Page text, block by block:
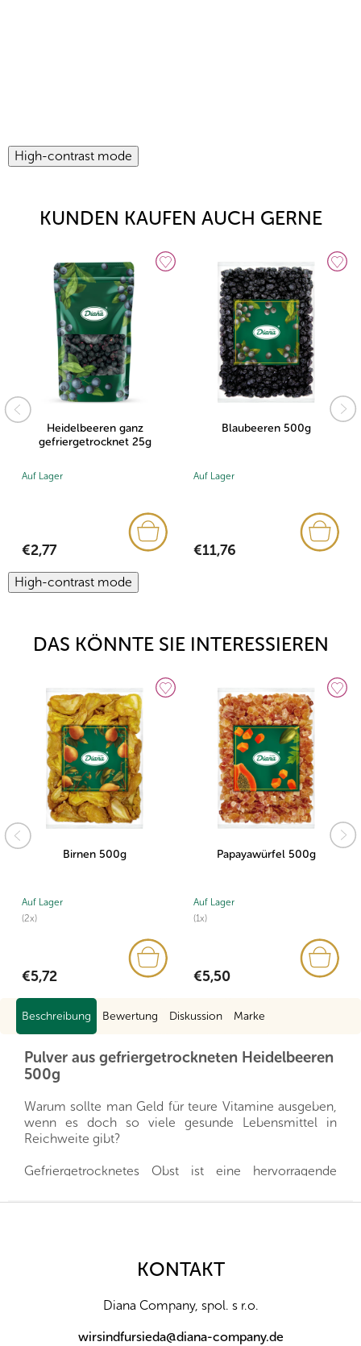
High-contrast mode
KUNDEN KAUFEN AUCH GERNE
Heidelbeeren ganz
gefriergetrocknet 25g
Auf Lager
€2,77
Blaubeeren 500g
Auf Lager
€11,76
High-contrast mode
DAS KÖNNTE SIE INTERESSIEREN
Birnen 500g
(2x)
Auf Lager
€5,72
Papayawürfel 500g
(1x)
Auf Lager
€5,50
Beschreibung Bewertung Diskussion Marke
Pulver aus gefriergetrockneten Heidelbeeren
500g
Warum sollte man Geld für teure Vitamine ausgeben,
wenn es doch so viele gesunde Lebensmittel in
Reichweite gibt?
Gefriergetrocknetes Obst ist eine hervorragende
wertvolle Stoffe, die Sie Ihrer Familie das ganze Jahr
Entwicklung brauchen.
Dank des schonenden Verfahrens der
Gefriertrocknung behält das Obst seinen Gehalt an
Vitaminen und anderen wertvollen, für unsere
KONTAKT
Diana Company, spol. s r.o.
wirsindfursieda@diana-company.de